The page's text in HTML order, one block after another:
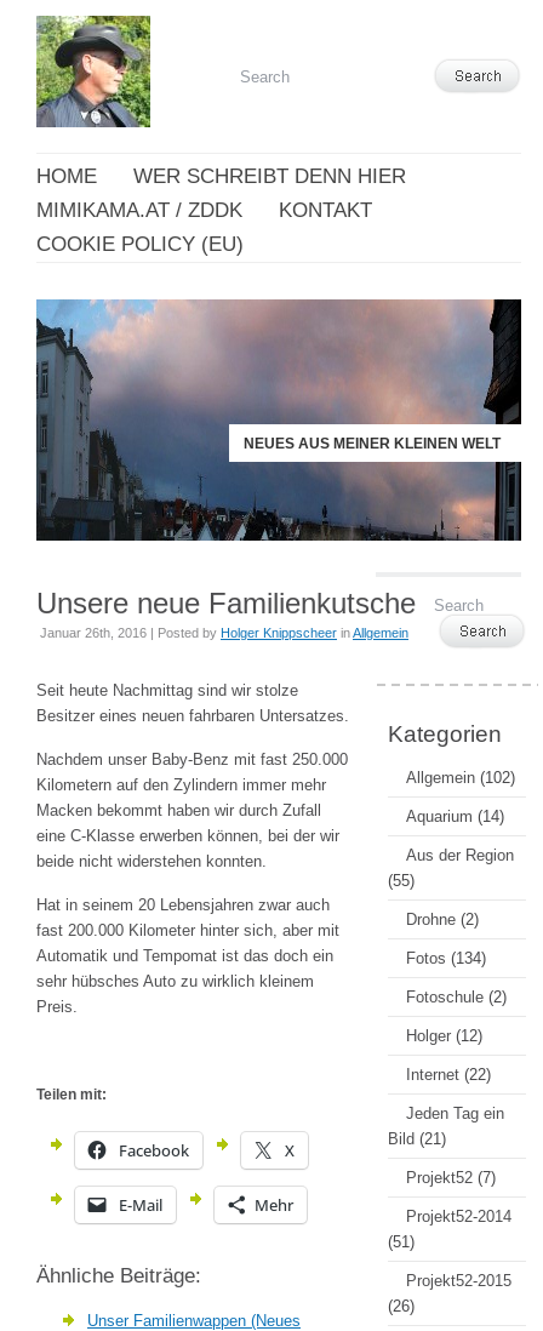
HOME
WER SCHREIBT DENN HIER
MIMIKAMA.AT / ZDDK
KONTAKT
COOKIE POLICY (EU)
NEUES AUS MEINER KLEINEN WELT
Unsere neue Familienkutsche
Januar 26th, 2016 | Posted by Holger Knippscheer inAllgemein
Seit heute Nachmittag sind wir stolze
Besitzer eines neuen fahrbaren Untersatzes.
Nachdem unser Baby-Benz mit fast 250.000
Kilometern auf den Zylindern immer mehr
Macken bekommt haben wir durch Zufall
eine C-Klasse erwerben können, bei der wir
beide nicht widerstehen konnten.
Hat in seinem 20 Lebensjahren zwar auch
fast 200.000 Kilometer hinter sich, aber mit
Automatik und Tempomat ist das doch ein
sehr hübsches Auto zu wirklich kleinem
Preis.
Teilen mit:
Facebook X
E-Mail Mehr
Ähnliche Beiträge:
Unser Familienwappen (Neues
Kategorien
Allgemein (102)
Aquarium (14)
Aus der Region
(55)
Drohne (2)
Fotos (134)
Fotoschule (2)
Holger (12)
Internet (22)
Jeden Tag ein
Bild (21)
Projekt52 (7)
Projekt52-2014
(51)
Projekt52-2015
(26)